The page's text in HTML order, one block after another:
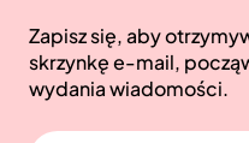
Zapisz się, aby
skrzynkę e-mail,
wydania wiadomości.